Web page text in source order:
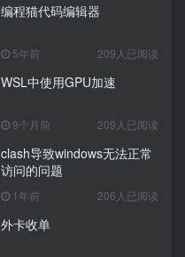
编程猫代码编辑器
5年前 209人已阅读
WSL中使用GPU加速
9个月前 209人已阅读
clash导致windows无法正常
访问的问题
1年前 206人已阅读
外卡收单